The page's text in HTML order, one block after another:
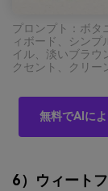
プロンプト：ボタ
ィボード、シン
イル、淡いブラウ
クセント、クリ
無料でAIに
6）ウィート